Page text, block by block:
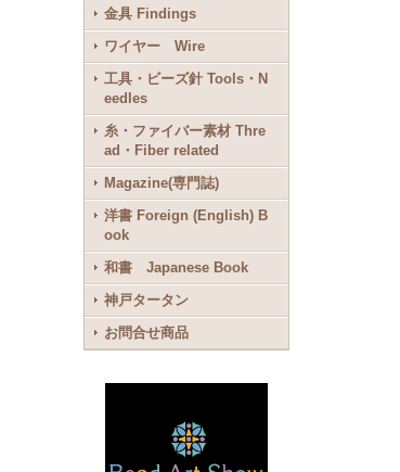
金具 Findings
ワイヤー Wire
工具・ビーズ針 Tools・N
eedles
糸・ファイバー素材 Thre
ad・Fiber related
Magazine(専門誌)
洋書 Foreign (English) B
ook
和書 Japanese Book
神戸タータン
お問合せ商品